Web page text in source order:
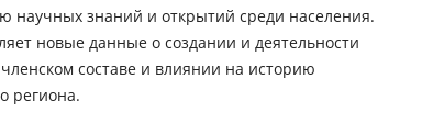
научных знаний и открытий среди населения.
новые данные о создании и деятельности
составе и влиянии на историю
региона.